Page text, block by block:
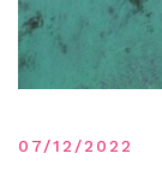
07/12/2022